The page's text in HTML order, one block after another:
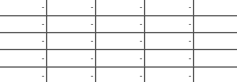
- - - -
- - - -
- - - -
- - - -
- - - -